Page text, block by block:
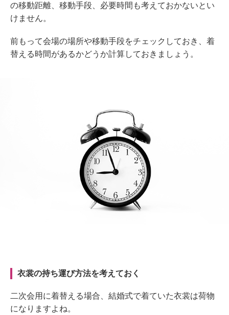
の移動距離、移動手段、必要時間も考えておかないとい
けません。
前もって会場の場所や移動手段をチェックしておき、着
替える時間があるかどうか計算しておきましょう。
衣裳の持ち運び方法を考えておく
二次会用に着替える場合、結婚式で着ていた衣裳は荷物
になりますよね。